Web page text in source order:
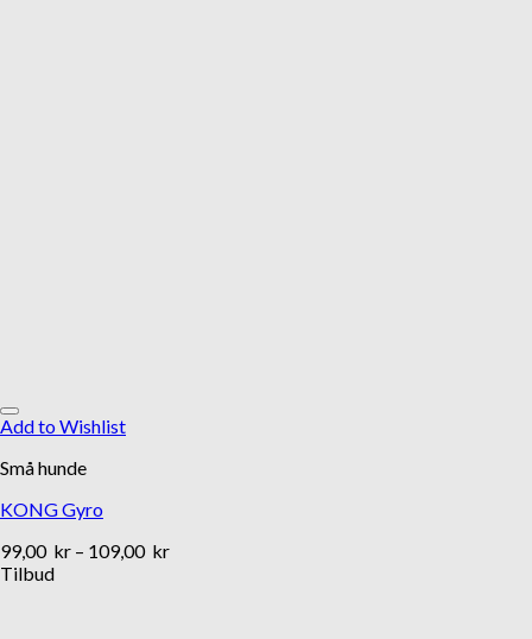
Add to Wishlist
Små hunde
KONG Gyro
99,00 kr – 109,00 kr
Tilbud